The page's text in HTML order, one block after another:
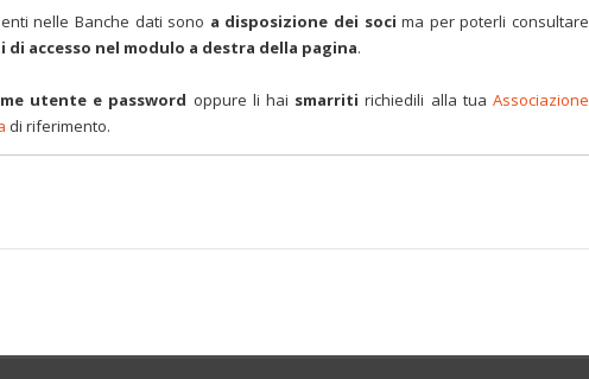
nelle Banche dati sono a disposizione dei soci ma per poterli consultare
di accesso nel modulo a destra della pagina.
utente e password oppure li hai smarriti richiedili alla tuaAssociazione
di riferimento.